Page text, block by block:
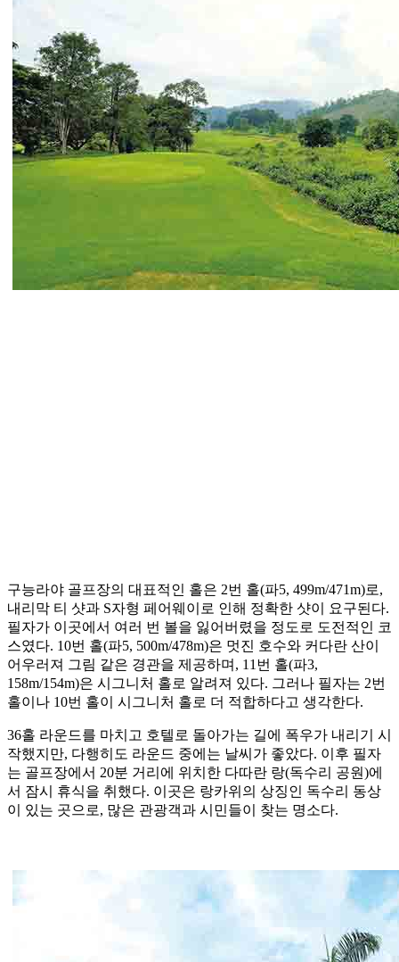
구능라야 골프장의 대표적인 홀은 2번 홀(파5, 499m/471m)로,
내리막 티 샷과 S자형 페어웨이로 인해 정확한 샷이 요구된다.
필자가 이곳에서 여러 번 볼을 잃어버렸을 정도로 도전적인 코
스였다. 10번 홀(파5, 500m/478m)은 멋진 호수와 커다란 산이
어우러져 그림 같은 경관을 제공하며, 11번 홀(파3,
158m/154m)은 시그니처 홀로 알려져 있다. 그러나 필자는 2번
홀이나 10번 홀이 시그니처 홀로 더 적합하다고 생각한다.
36홀 라운드를 마치고 호텔로 돌아가는 길에 폭우가 내리기 시
작했지만, 다행히도 라운드 중에는 날씨가 좋았다. 이후 필자
는 골프장에서 20분 거리에 위치한 다따란 랑(독수리 공원)에
서 잠시 휴식을 취했다. 이곳은 랑카위의 상징인 독수리 동상
이 있는 곳으로, 많은 관광객과 시민들이 찾는 명소다.